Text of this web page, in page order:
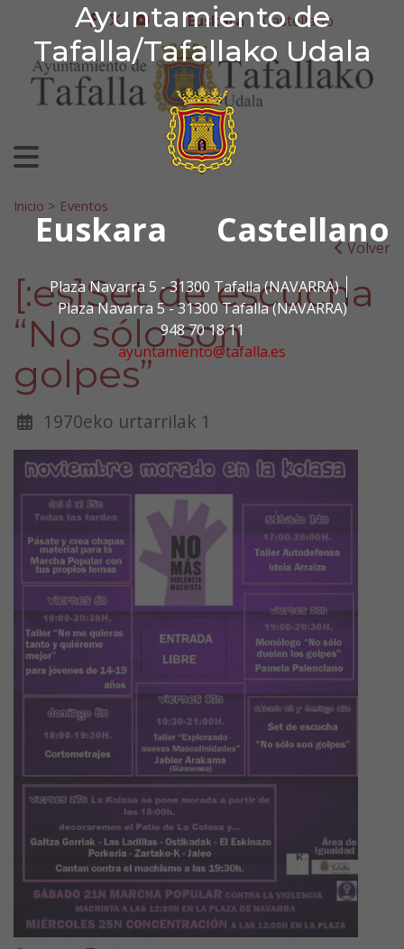
Ayuntamiento de
Tafalla/Tafallako Udala
Euskara Castellano
Plaza Navarra 5 - 31300 Tafalla (NAVARRA)
Plaza Navarra 5 - 31300 Tafalla (NAVARRA)
948 70 18 11
ayuntamiento@tafalla.es
Ir al contenido
Ayuntamiento de
facebook
twitter
youtube
Euskara Castellano
Bilatu:
Inicio > Eventos
Volver
[:es]Set de escucha
“No sólo son
golpes”
1970eko urtarrilak 1